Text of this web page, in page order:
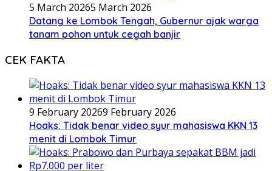
5 March 20265 March 2026
Datang ke Lombok Tengah, Gubernur ajak warga
tanam pohon untuk cegah banjir
CEK FAKTA
9 February 20269 February 2026
Hoaks: Tidak benar video syur mahasiswa KKN 13
menit di Lombok Timur